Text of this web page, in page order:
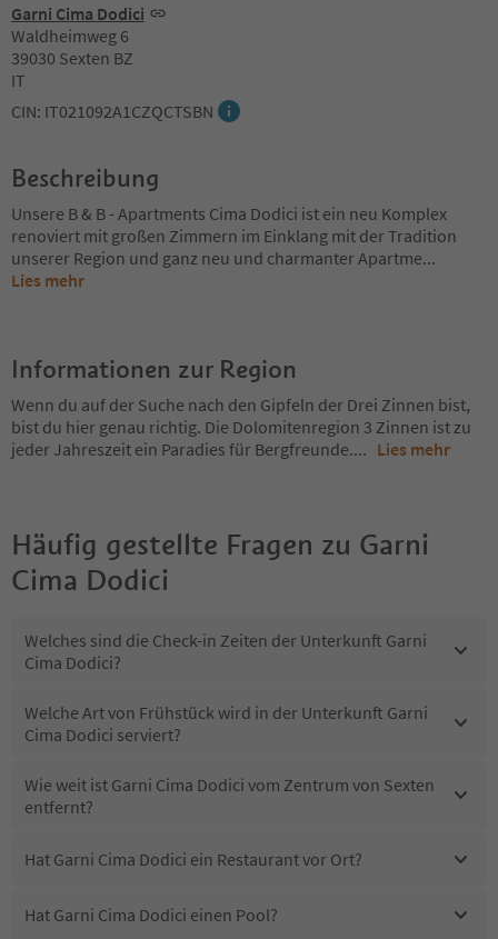
Garni Cima Dodici
Waldheimweg 6
39030 Sexten BZ
IT
CIN: IT021092A1CZQCTSBN
Beschreibung
Unsere B & B - Apartments Cima Dodici ist ein neu Komplex
renoviert mit großen Zimmern im Einklang mit der Tradition
unserer Region und ganz neu und charmanter Apartme...
Lies mehr
Informationen zur Region
Wenn du auf der Suche nach den Gipfeln der Drei Zinnen bist,
bist du hier genau richtig. Die Dolomitenregion 3 Zinnen ist zu
jeder Jahreszeit ein Paradies für Bergfreunde.... Lies mehr
Häufig gestellte Fragen zu Garni
Cima Dodici
Welches sind die Check-in Zeiten der Unterkunft Garni
Cima Dodici?
Welche Art von Frühstück wird in der Unterkunft Garni
Cima Dodici serviert?
Wie weit ist Garni Cima Dodici vom Zentrum von Sexten
entfernt?
Hat Garni Cima Dodici ein Restaurant vor Ort?
Hat Garni Cima Dodici einen Pool?